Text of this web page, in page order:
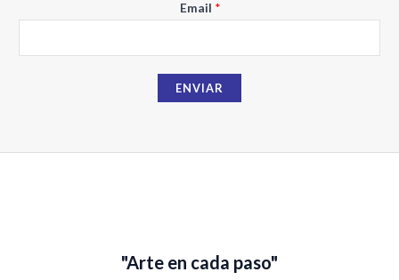
m
l
m
Email *
ENVIAR
"Arte en cada paso"